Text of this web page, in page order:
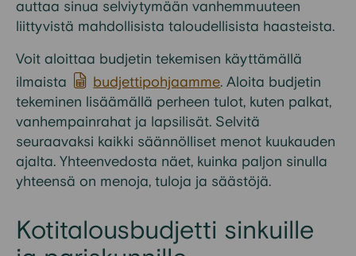
auttaa sinua selviytymään vanhemmuuteen
liittyvistä mahdollisista taloudellisista haasteista.
Voit aloittaa budjetin tekemisen käyttämällä
ilmaista
budjettipohjaamme. Aloita budjetin
tekeminen lisäämällä perheen tulot, kuten palkat,
vanhempainrahat ja lapsilisät. Selvitä
seuraavaksi kaikki säännölliset menot kuukauden
ajalta. Yhteenvedosta näet, kuinka paljon sinulla
yhteensä on menoja, tuloja ja säästöjä.
Kotitalousbudjetti sinkuille